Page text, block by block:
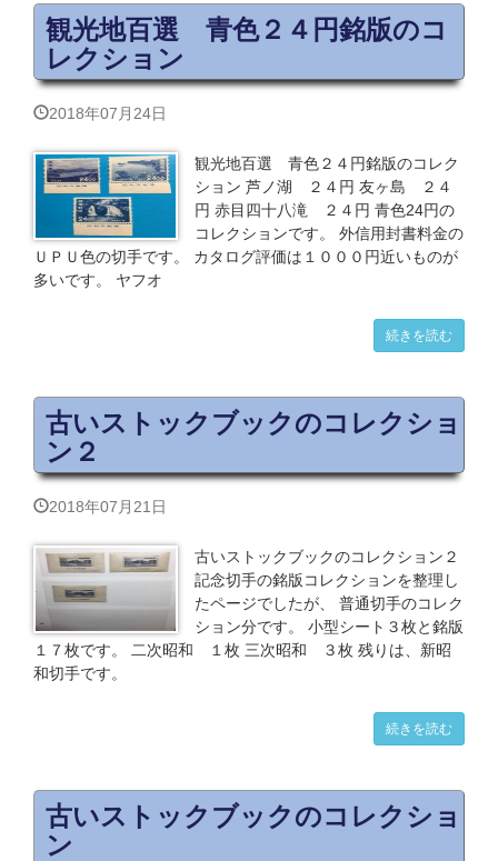
観光地百選 青色２４円銘版のコ
レクション
2018年07月24日
観光地百選 青色２４円銘版のコレク
ション 芦ノ湖 ２４円 友ヶ島 ２４
円 赤目四十八滝 ２４円 青色24円の
コレクションです。 外信用封書料金の
ＵＰＵ色の切手です。 カタログ評価は１０００円近いものが
多いです。 ヤフオ
続きを読む
古いストックブックのコレクショ
ン２
2018年07月21日
古いストックブックのコレクション２
記念切手の銘版コレクションを整理し
たページでしたが、 普通切手のコレク
ション分です。 小型シート３枚と銘版
１７枚です。 二次昭和 １枚 三次昭和 ３枚 残りは、新昭
和切手です。
続きを読む
古いストックブックのコレクショ
ン